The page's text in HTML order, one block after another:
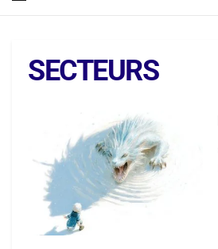
SECTEURS